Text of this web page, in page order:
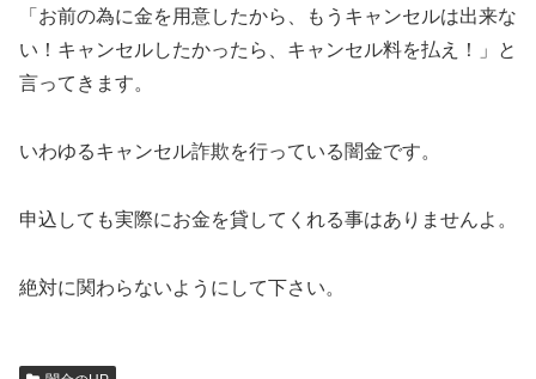
「お前の為に金を用意したから、もうキャンセルは出来な
い！キャンセルしたかったら、キャンセル料を払え！」と
言ってきます。
いわゆるキャンセル詐欺を行っている闇金です。
申込しても実際にお金を貸してくれる事はありませんよ。
絶対に関わらないようにして下さい。